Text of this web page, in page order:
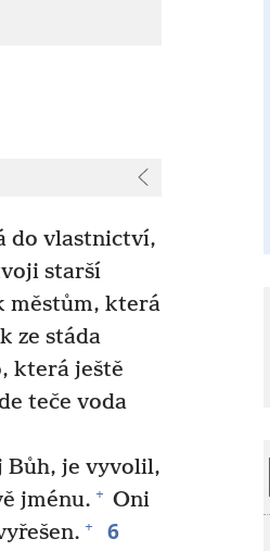
do vlastnictví,
starší
městům, která
ze stáda
která ještě
teče voda
Bůh, je vyvolil,
jménu. + Oni
+ 6